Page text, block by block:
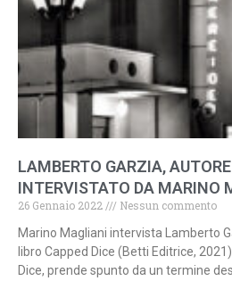
LAMBERTO GARZIA, AUTORE
INTERVISTATO DA MARINO
26 Gennaio 2022
Nessun commento
Marino Magliani intervista Lamberto
libro Capped Dice (Betti Editrice,
Dice, prende spunto da un termine